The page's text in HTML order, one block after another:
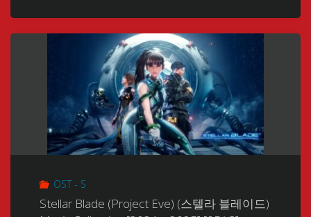
ク
ス
テ
ィ
ー
ア
DAIMA
(ド
ラ
ゴ
ン
OST - S
Stellar Blade (Project Eve) (스텔라 블레이드)